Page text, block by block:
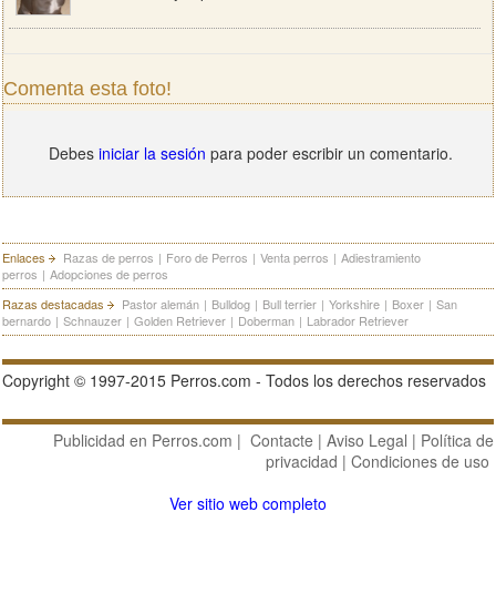
Comenta esta foto!
Debes iniciar la sesión para poder escribir un comentario.
Enlaces Razas de perros | Foro de Perros | Venta perros | Adiestramiento
perros | Adopciones de perros
Razas destacadas
Pastor alemán | Bulldog | Bull terrier | Yorkshire | Boxer | San
bernardo | Schnauzer | Golden Retriever | Doberman | Labrador Retriever
Copyright © 1997-2015 Perros.com - Todos los derechos reservados
Publicidad en Perros.com | Contacte | Aviso Legal | Política de
privacidad | Condiciones de uso
Ver sitio web completo